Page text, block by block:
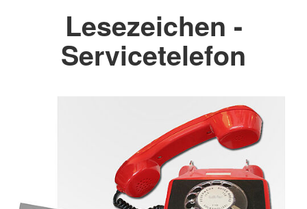
Lesezeichen -
Servicetelefon